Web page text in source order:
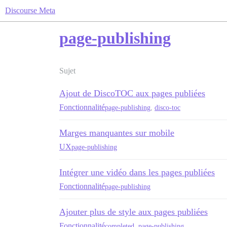
Discourse Meta
page-publishing
Sujet
Ajout de DiscoTOC aux pages publiées
Fonctionnalitépage-publishing disco-toc
Marges manquantes sur mobile
UXpage-publishing
Intégrer une vidéo dans les pages publiées
Fonctionnalitépage-publishing
Ajouter plus de style aux pages publiées